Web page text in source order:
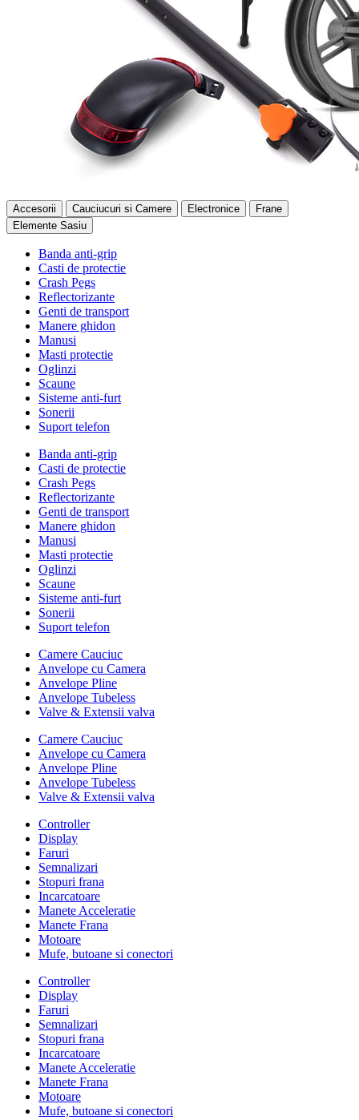
Accesorii Cauciucuri si Camere Electronice
Frane
Elemente Sasiu
Banda anti-grip
Casti de protectie
Crash Pegs
Reflectorizante
Genti de transport
Manere ghidon
Manusi
Masti protectie
Oglinzi
Scaune
Sisteme anti-furt
Sonerii
Suport telefon
Banda anti-grip
Casti de protectie
Crash Pegs
Reflectorizante
Genti de transport
Manere ghidon
Manusi
Masti protectie
Oglinzi
Scaune
Sisteme anti-furt
Sonerii
Suport telefon
Camere Cauciuc
Anvelope cu Camera
Anvelope Pline
Anvelope Tubeless
Valve & Extensii valva
Camere Cauciuc
Anvelope cu Camera
Anvelope Pline
Anvelope Tubeless
Valve & Extensii valva
Controller
Display
Faruri
Semnalizari
Stopuri frana
Incarcatoare
Manete Acceleratie
Manete Frana
Motoare
Mufe, butoane si conectori
Controller
Display
Faruri
Semnalizari
Stopuri frana
Incarcatoare
Manete Acceleratie
Manete Frana
Motoare
Mufe, butoane si conectori